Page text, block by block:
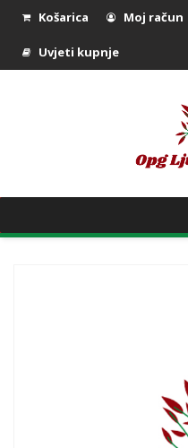
Košarica Moj račun
Uvjeti kupnje